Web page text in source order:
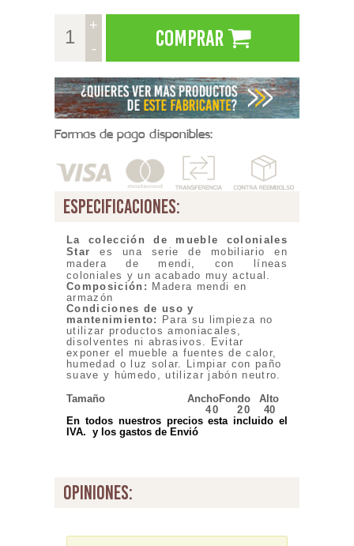
+
-
Comprar
Formas de pago disponibles:
especificaciones:
La colección de mueble coloniales
Star es una serie de mobiliario en
madera de mendi, con líneas
coloniales y un acabado muy actual.
Composición: Madera mendi en
armazón
Condiciones de uso y
mantenimiento:
Para su limpieza no
utilizar productos amoniacales,
disolventes ni abrasivos. Evitar
exponer el mueble a fuentes de calor,
humedad o luz solar. Limpiar con paño
suave y húmedo, utilizar jabón neutro.
Tamaño
AnchoFondo
Alto
40
20
40
En todos nuestros precios esta incluido el
IVA. y los gastos de Envió
opiniones: